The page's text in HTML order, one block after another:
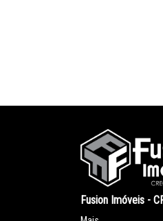
Fusion Imóveis -